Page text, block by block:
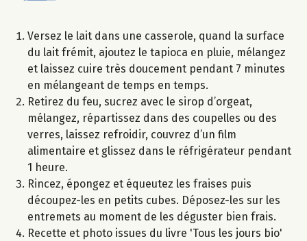
Versez le lait dans une casserole, quand la surface
du lait frémit, ajoutez le tapioca en pluie, mélangez
et laissez cuire très doucement pendant 7 minutes
en mélangeant de temps en temps.
Retirez du feu, sucrez avec le sirop d’orgeat,
mélangez, répartissez dans des coupelles ou des
verres, laissez refroidir, couvrez d’un film
alimentaire et glissez dans le réfrigérateur pendant
1 heure.
Rincez, épongez et équeutez les fraises puis
découpez-les en petits cubes. Déposez-les sur les
entremets au moment de les déguster bien frais.
Recette et photo issues du livre 'Tous les jours bio'